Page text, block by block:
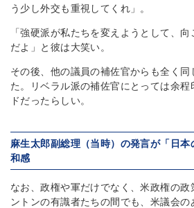
う少し外交も重視してくれ」。
「強硬派が私たちを変えようとして、
だよ」と彼は大笑い。
その後、他の議員の補佐官からも全く同
た。リベラル派の補佐官にとっては余程
ドだったらしい。
麻生太郎副総理（当時）の発言が「日
和感
なお、政権や軍だけでなく、米政権の政
ントンの有識者たちの間でも、米議会